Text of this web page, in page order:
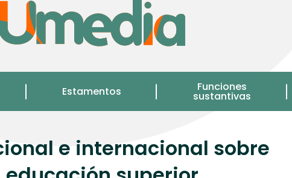
Estamentos Funciones
sustantivas
e internacional sobre